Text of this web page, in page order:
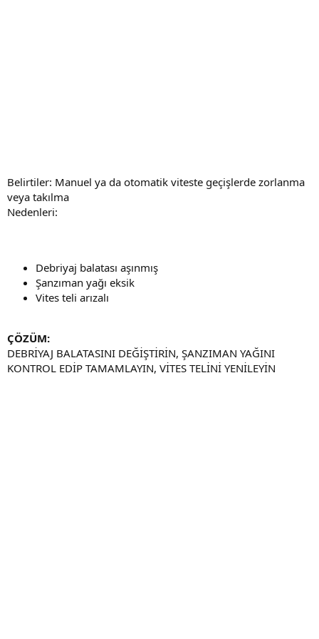
Belirtiler: Manuel ya da otomatik viteste geçişlerde zorlanma
veya takılma
Nedenleri:
Debriyaj balatası aşınmış
Şanzıman yağı eksik
Vites teli arızalı
ÇÖZÜM:
DEBRİYAJ BALATASINI DEĞİŞTİRİN, ŞANZIMAN YAĞINI
KONTROL EDİP TAMAMLAYIN, VİTES TELİNİ YENİLEYİN